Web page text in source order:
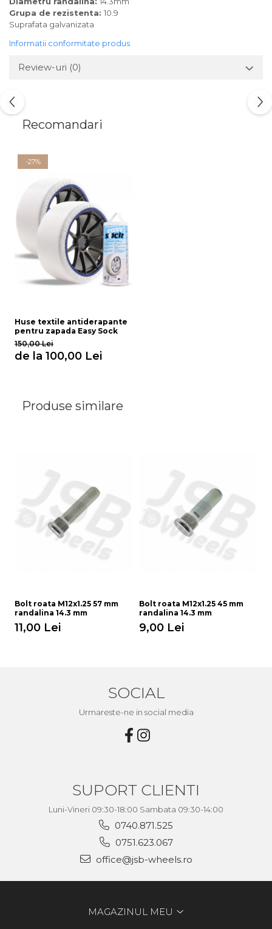
Grupa de rezistenta: 10.9
Suprafata galvanizata
Informatii conformitate produs
Review-uri (0)
Recomandari
-27%
Huse textile antiderapante
pentru zapada Easy Sock
150,00 Lei
de la 100,00 Lei
Produse similare
Bolt roata M12x1.25 57 mm
randalina 14.3 mm
11,00 Lei
Bolt roata M12x1.25 45 mm
randalina 14.3 mm
9,00 Lei
SOCIAL
Urmareste-ne in social media
SUPORT CLIENTI
Luni-Vineri 09:30-18:00 Sambata 09:30-14:00
0740.871.525
0751.623.067
office@jsb-wheels.ro
MAGAZINUL MEU